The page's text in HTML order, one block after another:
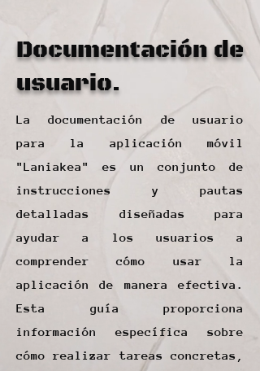
Documentación de
usuario.
La documentación de usuario
para la aplicación móvil
"Laniakea" es un conjunto de
instrucciones y pautas
detalladas diseñadas para
ayudar a los usuarios a
comprender cómo usar la
aplicación de manera efectiva.
Esta guía proporciona
información específica sobre
cómo realizar tareas concretas,